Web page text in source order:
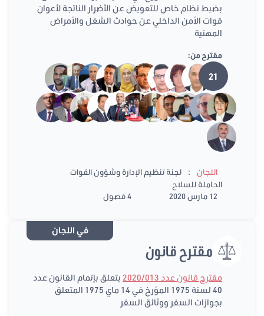
بضبط نظام خاص للتعويض عن الأضرار الناتجة لأعوان
قوات الأمن الداخلي عن حوادث الشغل والأمراض
المهنية
مقترح من:
21
اللجان :
لجنة تنظيم الإدارة وشؤون القوات
الحاملة للسلاح
12 مارس 2020
4 فصول
في اللجان
مقترح قانون
مقترح قانون عدد 2020/013
يتعلق بإتمام القانون عدد
40 لسنة 1975 المؤرخ في 14 ماي 1975 المتعلق
بجوازات السفر ووثائق السفر